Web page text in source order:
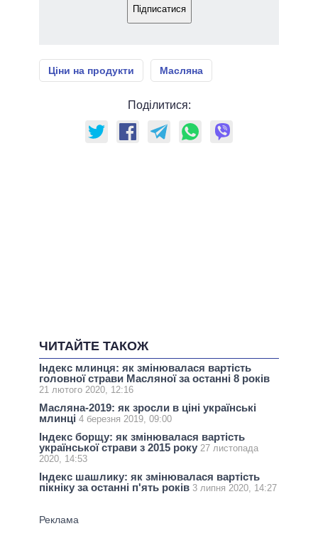
Підписатися
Ціни на продукти Масляна
Поділитися:
ЧИТАЙТЕ ТАКОЖ
Індекс млинця: як змінювалася вартість
головної страви Масляної за останні 8 років
21 лютого 2020, 12:16
Масляна-2019: як зросли в ціні українські
млинці 4 березня 2019, 09:00
Індекс борщу: як змінювалася вартість
української страви з 2015 року 27 листопада
2020, 14:53
Індекс шашлику: як змінювалася вартість
пікніку за останні п'ять років 3 липня 2020, 14:27